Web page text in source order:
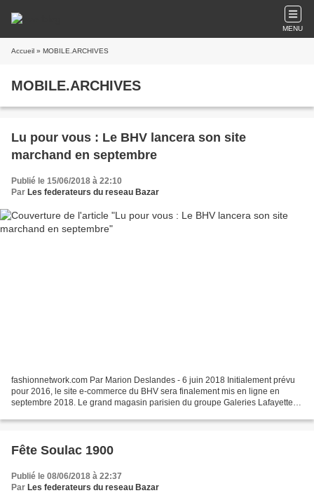
MENU
Accueil » MOBILE.ARCHIVES
MOBILE.ARCHIVES
Lu pour vous : Le BHV lancera son site
marchand en septembre
Publié le 15/06/2018 à 22:10
Par Les federateurs du reseau Bazar
fashionnetwork.com Par Marion Deslandes - 6 juin 2018 Initialement prévu
pour 2016, le site e-commerce du BHV sera finalement mis en ligne en
septembre 2018. Le grand magasin parisien du groupe Galeries Lafayette
Fête Soulac 1900
Publié le 08/06/2018 à 22:37
Par Les federateurs du reseau Bazar